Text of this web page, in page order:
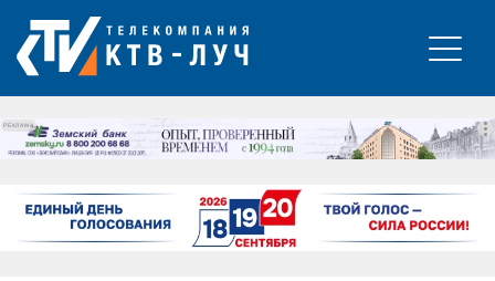
РЕКЛАМА